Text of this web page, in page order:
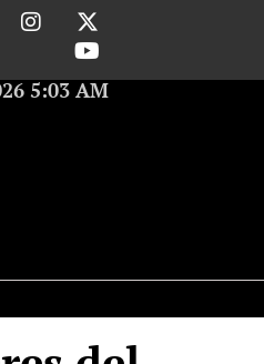
5:03 AM